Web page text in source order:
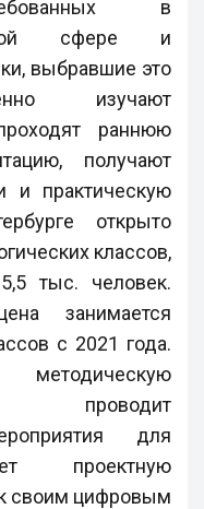
в
сфере и
выбравшие это
изучают
раннюю
получают
и практическую
открыто
классов,
тыс. человек.
занимается
с 2021 года.
методическую
проводит
для
проектную
к своим цифровым